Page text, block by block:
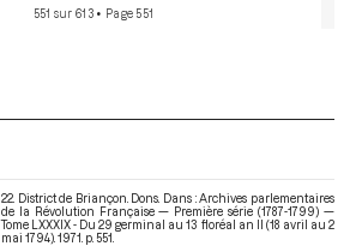
551 sur 613 • Page 551
22. District de Briançon. Dons. Dans : Archives parlementaires
de la Révolution Française — Première série (1787-1799) —
Tome LXXXIX - Du 29 germinal au 13 floréal an II (18 avril au 2
mai 1794) . 1971. p. 551.